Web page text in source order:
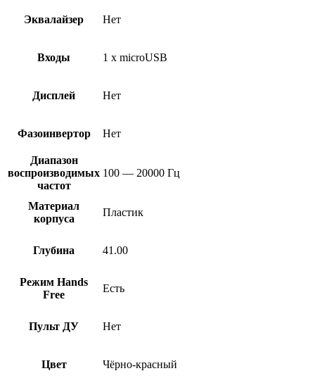
Эквалайзер Нет
Входы 1 х microUSB
Дисплей Нет
Фазоинвертор Нет
Диапазон
воспроизводимых
частот
100 — 20000 Гц
Материал
корпуса
Пластик
Глубина 41.00
Режим Hands
Free
Есть
Пульт ДУ Нет
Цвет Чёрно-красный